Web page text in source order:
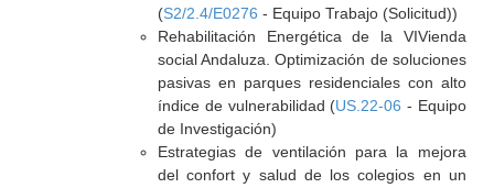
(S2/2.4/E0276 - Equipo Trabajo (Solicitud))
Rehabilitación Energética de la VIVienda
social Andaluza. Optimización de soluciones
pasivas en parques residenciales con alto
índice de vulnerabilidad (US.22-06 - Equipo
de Investigación)
Estrategias de ventilación para la mejora
del confort y salud de los colegios en un